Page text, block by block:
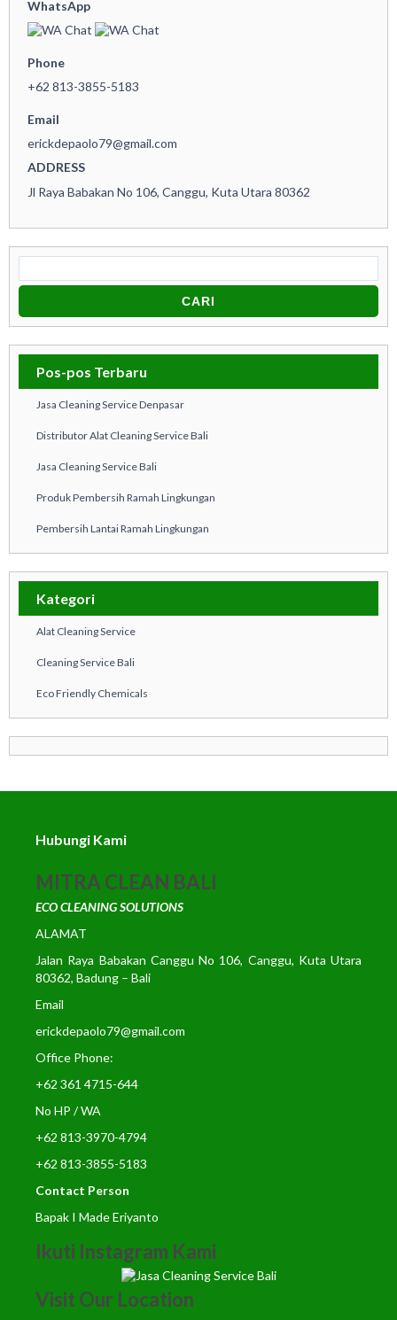
WhatsApp
Phone
+62 813-3855-5183
Email
erickdepaolo79@gmail.com
ADDRESS
Jl Raya Babakan No 106, Canggu, Kuta Utara 80362
Pos-pos Terbaru
Jasa Cleaning Service Denpasar
Distributor Alat Cleaning Service Bali
Jasa Cleaning Service Bali
Produk Pembersih Ramah Lingkungan
Pembersih Lantai Ramah Lingkungan
Kategori
Alat Cleaning Service
Cleaning Service Bali
Eco Friendly Chemicals
Hubungi Kami
MITRA CLEAN BALI
ECO CLEANING SOLUTIONS
ALAMAT
Jalan Raya Babakan Canggu No 106, Canggu, Kuta Utara
80362, Badung – Bali
Email
erickdepaolo79@gmail.com
Office Phone:
+62 361 4715-644
No HP / WA
+62 813-3970-4794
+62 813-3855-5183
Contact Person
Bapak I Made Eriyanto
Ikuti Instagram Kami
Visit Our Location